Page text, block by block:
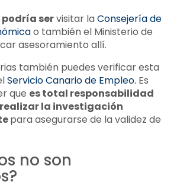
podría servisitar laConsejería de
o también el Ministerio de
asesoramiento allí.
también puedes verificar esta
Servicio Canario de Empleo. Es
que es total responsabilidad
la investigación
para asegurarse de la validez de
no son